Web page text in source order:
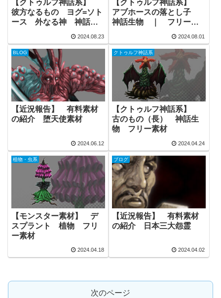
【クトゥルフ神話系】
彼方なるもの ヨグ=ソト
ース 外なる神 神話生
2024.08.23
【クトゥルフ神話系】
アブホースの落とし子
神話生物 ｜ フリー素
2024.08.01
BLOG
【近況報告】 有料素材
の紹介 堕天使素材
2024.06.12
クトゥルフ神話系
【クトゥルフ神話系】
古のもの（長） 神話生
物 フリー素材
2024.04.24
植物・虫系
【モンスター素材】 デ
スプラント 植物 フリ
ー素材
2024.04.18
ブログ
【近況報告】 有料素材
の紹介 日本三大怨霊
2024.04.02
次のページ